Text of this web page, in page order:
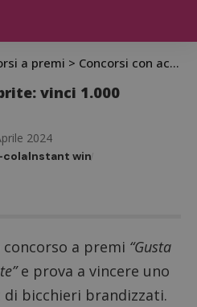
a premi > Concorsi con acquisto
vinci 1.000
2024
colaInstant win
a premi “Gusta
e prova a vincere uno
di bicchieri brandizzati.